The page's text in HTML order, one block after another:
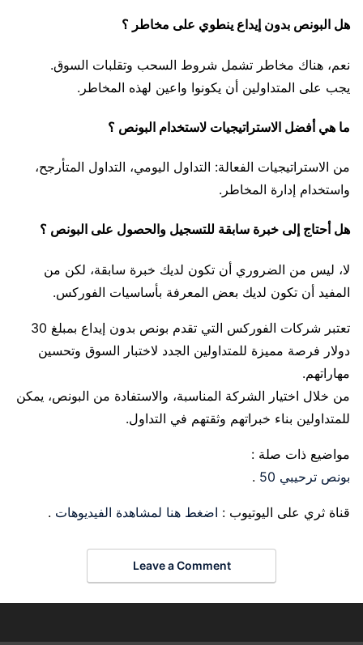
هل البونص بدون إيداع ينطوي على مخاطر ؟
نعم، هناك مخاطر تشمل شروط السحب وتقلبات السوق.
يجب على المتداولين أن يكونوا واعين لهذه المخاطر.
ما هي أفضل الاستراتيجيات لاستخدام البونص ؟
من الاستراتيجيات الفعالة: التداول اليومي، التداول المتأرجح،
واستخدام إدارة المخاطر.
هل أحتاج إلى خبرة سابقة للتسجيل والحصول على البونص ؟
لا، ليس من الضروري أن تكون لديك خبرة سابقة، لكن من
المفيد أن تكون لديك بعض المعرفة بأساسيات الفوركس.
تعتبر شركات الفوركس التي تقدم بونص بدون إيداع بمبلغ 30
دولار فرصة مميزة للمتداولين الجدد لاختبار السوق وتحسين
مهاراتهم.
من خلال اختيار الشركة المناسبة، والاستفادة من البونص، يمكن
للمتداولين بناء خبراتهم وثقتهم في التداول.
مواضيع ذات صلة :
بونص ترحيبي 50
.
قناة ثري على اليوتيوب : اضغط هنا لمشاهدة الفيديوهات .
Leave a Comment